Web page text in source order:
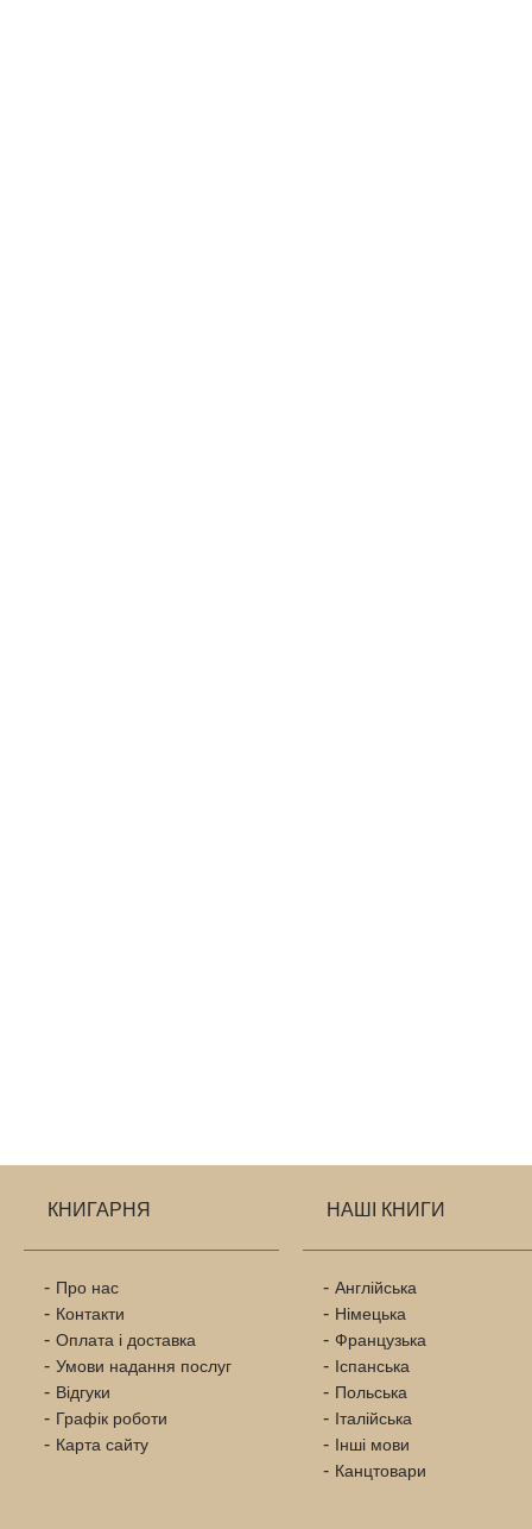
КНИГАРНЯ
Про нас
Контакти
Оплата і доставка
Умови надання послуг
Відгуки
Графік роботи
Карта сайту
НАШІ КНИГИ
Англійська
Німецька
Французька
Іспанська
Польська
Італійська
Інші мови
Канцтовари